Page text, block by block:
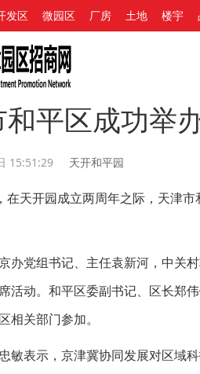
发区 微园区 厂房 土地 楼宇
和平区成功举
15:51:29 天开和平园
在天开园成立两周年之际，天津
办党组书记、主任袁新河，中关
活动。和平区委副书记、区长郑
相关部门参加。
敏表示，京津冀协同发展对区域